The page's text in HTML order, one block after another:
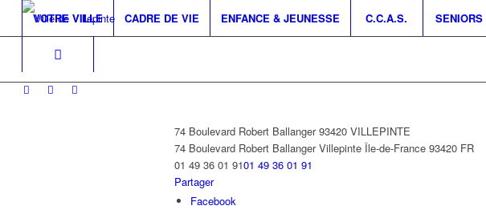
VOTRE VILLE CADRE DE VIE ENFANCE & JEUNESSE C.C.A.S. SENIORS
74 Boulevard Robert Ballanger 93420 VILLEPINTE
74 Boulevard Robert Ballanger Villepinte Île-de-France 93420 FR
01 49 36 01 9101 49 36 01 91
Partager
Facebook